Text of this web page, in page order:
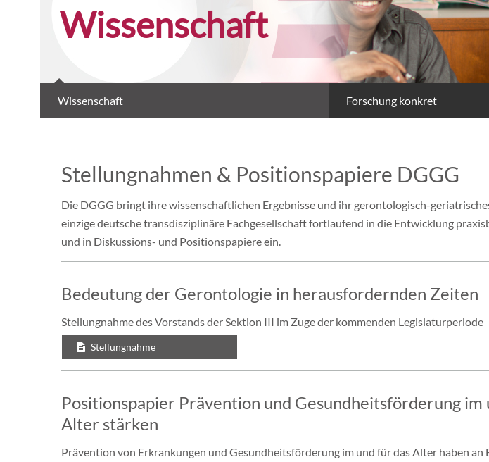
Wissenschaft
Wissenschaft
Forschung konkret
Forschung konkret
Stellungnahmen & Positionspapiere DGGG
Die DGGG bringt ihre wissenschaftlichen Ergebnisse und ihr gerontologisch-
einzige deutsche transdisziplinäre Fachgesellschaft fortlaufend in die Entwicklung
und in Diskussions- und Positionspapiere ein.
Bedeutung der Gerontologie in herausfordernden Zeiten
Stellungnahme des Vorstands der Sektion III im Zuge der kommenden Legislaturperiode
Stellungnahme
Positionspapier Prävention und Gesundheitsförderung im
Alter stärken
Prävention von Erkrankungen und Gesundheitsförderung im und für das Alter haben an